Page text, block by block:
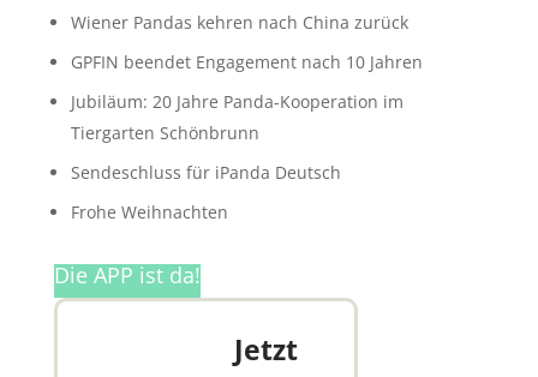
Wiener Pandas kehren nach China zurück
GPFIN beendet Engagement nach 10 Jahren
Jubiläum: 20 Jahre Panda-Kooperation im
Tiergarten Schönbrunn
Sendeschluss für iPanda Deutsch
Frohe Weihnachten
Die APP ist da!
Jetzt